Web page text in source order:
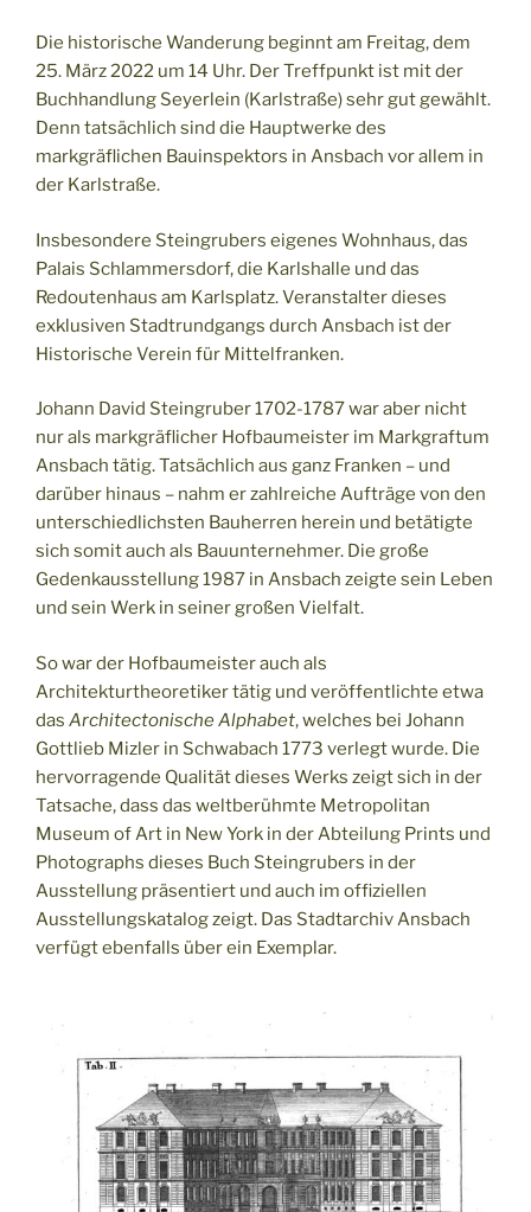
Die historische Wanderung beginnt am Freitag, dem
25. März 2022 um 14 Uhr. Der Treffpunkt ist mit der
Buchhandlung Seyerlein (Karlstraße) sehr gut gewählt.
Denn tatsächlich sind die Hauptwerke des
markgräflichen Bauinspektors in Ansbach vor allem in
der Karlstraße.
Insbesondere Steingrubers eigenes Wohnhaus, das
Palais Schlammersdorf, die Karlshalle und das
Redoutenhaus am Karlsplatz. Veranstalter dieses
exklusiven Stadtrundgangs durch Ansbach ist der
Historische Verein für Mittelfranken.
Johann David Steingruber 1702-1787 war aber nicht
nur als markgräflicher Hofbaumeister im Markgraftum
Ansbach tätig. Tatsächlich aus ganz Franken – und
darüber hinaus – nahm er zahlreiche Aufträge von den
unterschiedlichsten Bauherren herein und betätigte
sich somit auch als Bauunternehmer. Die große
Gedenkausstellung 1987 in Ansbach zeigte sein Leben
und sein Werk in seiner großen Vielfalt.
So war der Hofbaumeister auch als
Architekturtheoretiker tätig und veröffentlichte etwa
das Architectonische Alphabet, welches bei Johann
Gottlieb Mizler in Schwabach 1773 verlegt wurde. Die
hervorragende Qualität dieses Werks zeigt sich in der
Tatsache, dass das weltberühmte Metropolitan
Museum of Art in New York in der Abteilung Prints und
Photographs dieses Buch Steingrubers in der
Ausstellung präsentiert und auch im offiziellen
Ausstellungskatalog zeigt. Das Stadtarchiv Ansbach
verfügt ebenfalls über ein Exemplar.